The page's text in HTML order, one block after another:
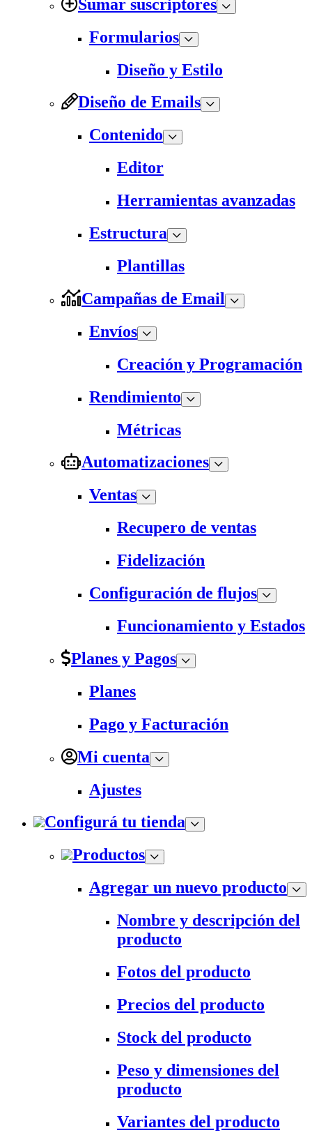
Sumar suscriptores
Formularios
Diseño y Estilo
Diseño de Emails
Contenido
Editor
Herramientas avanzadas
Estructura
Plantillas
Campañas de Email
Envíos
Creación y Programación
Rendimiento
Métricas
Automatizaciones
Ventas
Recupero de ventas
Fidelización
Configuración de flujos
Funcionamiento y Estados
Planes y Pagos
Planes
Pago y Facturación
Mi cuenta
Ajustes
Configurá tu tienda
Productos
Agregar un nuevo producto
Nombre y descripción del
producto
Fotos del producto
Precios del producto
Stock del producto
Peso y dimensiones del
producto
Variantes del producto